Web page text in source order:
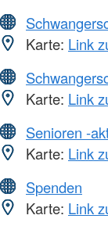
Karte: Link
Karte: Link
Senioren -
Karte: Link
Spenden
Karte: Link